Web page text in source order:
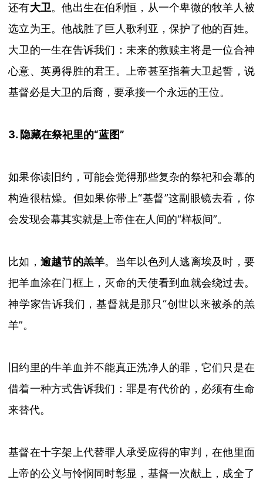
还有大卫。他出生在伯利恒，从一个卑微的牧羊人被
选立为王。他战胜了巨人歌利亚，保护了他的百姓。
大卫的一生在告诉我们：未来的救赎主将是一位合神
心意、英勇得胜的君王。上帝甚至指着大卫起誓，说
基督必是大卫的后裔 ，要承接一个永远的王位。
3. 隐藏在祭祀里的“蓝图”
如果你读旧约，可能会觉得那些复杂的祭祀和会幕的
构造很枯燥。但如果你带上“基督”这副眼镜去看，你
会发现会幕其实就是上帝住在人间的“样板间”。
比如， 逾越节的羔羊。当年以色列人逃离埃及时，要
把羊血涂在门框上，灭命的天使看到血就会绕过去。
神学家告诉我们，基督就是那只“创世以来被杀的羔
羊”。
旧约里的牛羊血并不能真正洗净人的罪，它们只是在
借着一种方式告诉我们：罪是有代价的，必须有生命
来替代。
基督在十字架上代替罪人承受应得的审判，在他里面
上帝的公义与怜悯同时彰显，基督一次献上，成全了